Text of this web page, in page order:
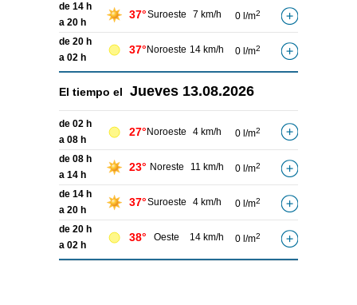
de 14 h
a 20 h
37°Suroeste 7 km/h 0 l/m2
de 20 h
a 02 h
37° Noroeste 14 km/h 0 l/m2
El tiempo el Jueves 13.08.2026
de 02 h
a 08 h
27° Noroeste 4 km/h 0 l/m2
de 08 h
a 14 h
23° Noreste 11 km/h 0 l/m2
de 14 h
a 20 h
37°Suroeste 4 km/h 0 l/m2
de 20 h
a 02 h
38° Oeste 14 km/h 0 l/m2